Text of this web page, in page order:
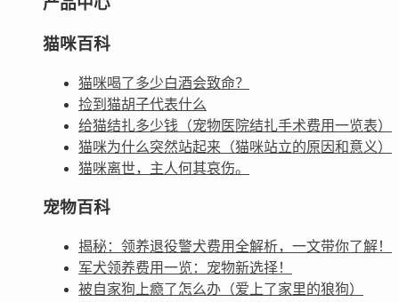
猫咪百科
猫咪喝了多少白酒会致命？
捡到猫胡子代表什么
给猫结扎多少钱（宠物医院结扎手术费用一览表）
猫咪为什么突然站起来（猫咪站立的原因和意义）
猫咪离世，主人何其哀伤。
宠物百科
揭秘：领养退役警犬费用全解析，一文带你了解！
军犬领养费用一览：宠物新选择！
被自家狗上瘾了怎么办（爱上了家里的狼狗）